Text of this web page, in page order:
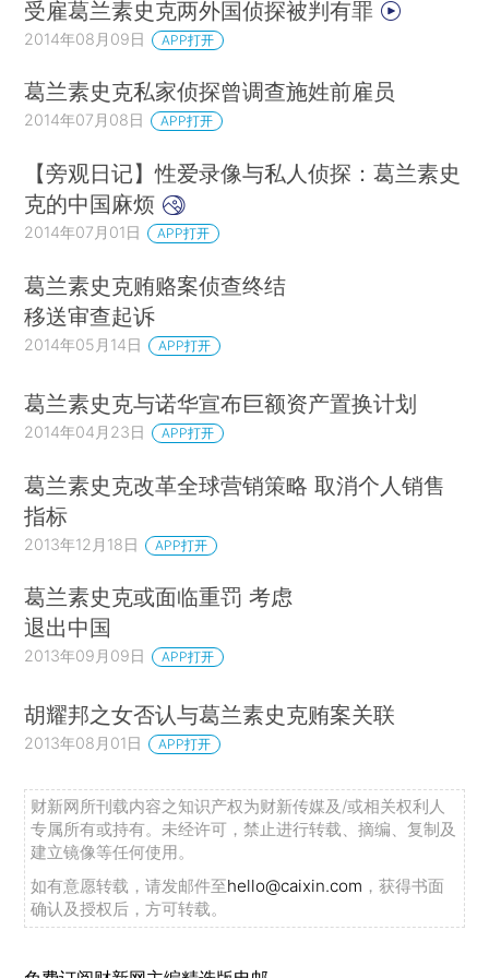
受雇葛兰素史克两外国侦探被判有罪
2014年08月09日 APP打开
葛兰素史克私家侦探曾调查施姓前雇员
2014年07月08日 APP打开
【旁观日记】性爱录像与私人侦探：葛兰素史
克的中国麻烦
2014年07月01日 APP打开
葛兰素史克贿赂案侦查终结
移送审查起诉
2014年05月14日 APP打开
葛兰素史克与诺华宣布巨额资产置换计划
2014年04月23日 APP打开
葛兰素史克改革全球营销策略 取消个人销售
指标
2013年12月18日 APP打开
葛兰素史克或面临重罚 考虑
退出中国
2013年09月09日 APP打开
胡耀邦之女否认与葛兰素史克贿案关联
2013年08月01日 APP打开
财新网所刊载内容之知识产权为财新传媒及/或相关权利人
专属所有或持有。未经许可，禁止进行转载、摘编、复制及
建立镜像等任何使用。
如有意愿转载，请发邮件至hello@caixin.com ，获得书面
确认及授权后，方可转载。